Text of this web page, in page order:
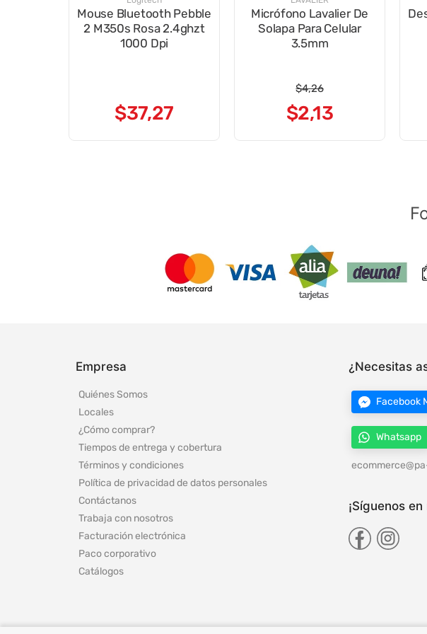
Mouse Bluetooth Pebble
2 M350s Rosa 2.4ghzt
1000 Dpi
$37,27
Micrófono Lavalier De
Solapa Para Celular
3.5mm
$4,26
$2,13
Empresa
Quiénes Somos
Locales
¿Cómo comprar?
Tiempos de entrega y cobertura
Términos y condiciones
Política de privacidad de datos personales
Contáctanos
Trabaja con nosotros
Facturación electrónica
Paco corporativo
Catálogos
¿Necesitas
Facebook
Whatsapp
¡Síguenos